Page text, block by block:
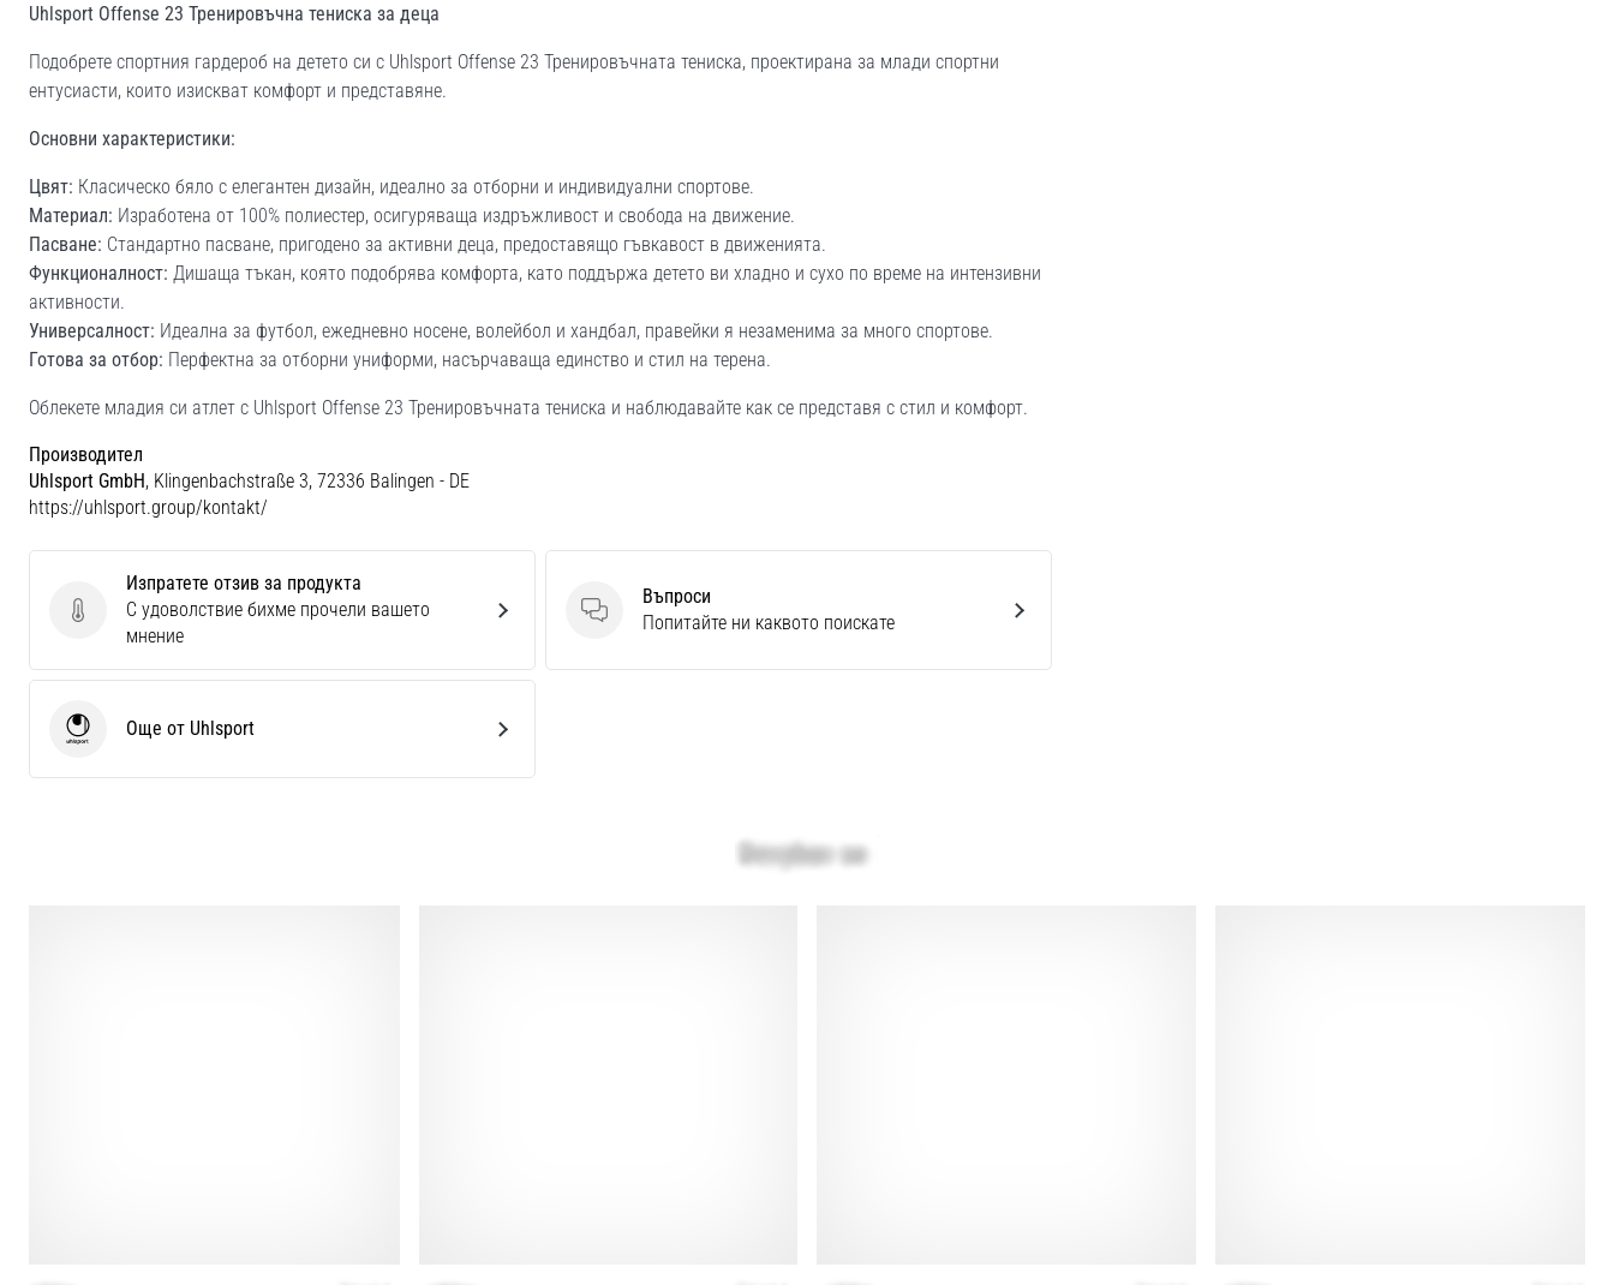
Uhlsport Offense 23 Тренировъчна тениска за деца
Подобрете спортния гардероб на детето си с Uhlsport Offense 23 Тренировъчната тениска, проектирана за млади спортни
ентусиасти, които изискват комфорт и представяне.
Основни характеристики:
Цвят: Класическо бяло с елегантен дизайн, идеално за отборни и индивидуални спортове.
Материал: Изработена от 100% полиестер, осигуряваща издръжливост и свобода на движение.
Пасване: Стандартно пасване, пригодено за активни деца, предоставящо гъвкавост в движенията.
Функционалност: Дишаща тъкан, която подобрява комфорта, като поддържа детето ви хладно и сухо по време на интензивни
активности.
Универсалност: Идеална за футбол, ежедневно носене, волейбол и хандбал, правейки я незаменима за много спортове.
Готова за отбор: Перфектна за отборни униформи, насърчаваща единство и стил на терена.
Облекете младия си атлет с Uhlsport Offense 23 Тренировъчната тениска и наблюдавайте как се представя с стил и комфорт.
Производител
Uhlsport GmbH, Klingenbachstraße 3, 72336 Balingen - DE
https://uhlsport.group/kontakt/
Изпратете отзив за продукта
Изпратете отзив за продукта
С удоволствие бихме прочели вашето
мнение
Въпроси
Въпроси
Попитайте ни каквото поискате
UhlsportОще от Uhlsport